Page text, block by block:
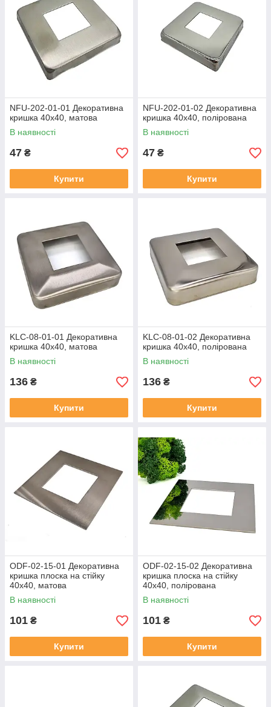
NFU-202-01-01 Декоративна
кришка 40х40, матова
В наявності
47 ₴
Купити
NFU-202-01-02 Декоративна
кришка 40х40, полірована
В наявності
47 ₴
Купити
KLC-08-01-01 Декоративна
кришка 40х40, матова
В наявності
136 ₴
Купити
KLC-08-01-02 Декоративна
кришка 40х40, полірована
В наявності
136 ₴
Купити
ODF-02-15-01 Декоративна
кришка плоска на стійку
40х40, матова
В наявності
101 ₴
Купити
ODF-02-15-02 Декоративна
кришка плоска на стійку
40х40, полірована
В наявності
101 ₴
Купити